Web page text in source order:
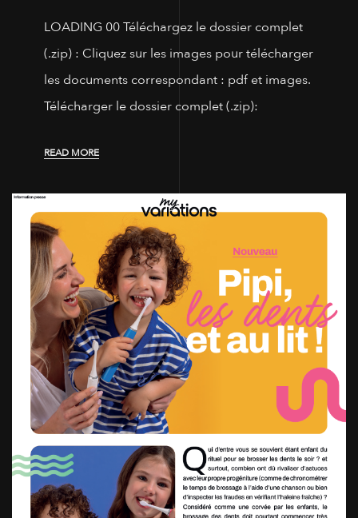
LOADING 00 Téléchargez le dossier complet
(.zip) : Cliquez sur les images pour télécharger
les documents correspondant : pdf et images.
Télécharger le dossier complet (.zip):
READ MORE